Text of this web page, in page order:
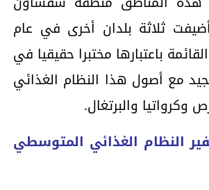
ثلاثة بلدان أخرى في عام
القائمة باعتبارها مختبرا حقيقيا في
مع أصول هذا النظام الغذائي
والبرتغال.
النظام الغذائي المتوسطي